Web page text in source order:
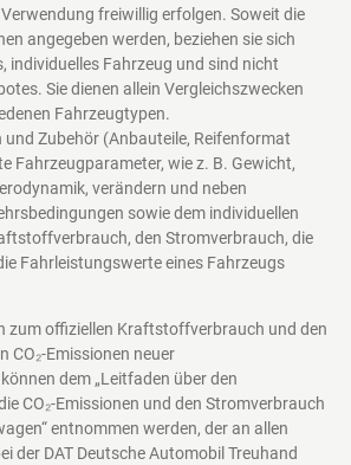
freiwillig erfolgen. Soweit die
angegeben werden, beziehen sie sich
individuelles Fahrzeug und sind nicht
Sie dienen allein Vergleichszwecken
Fahrzeugtypen.
Zubehör (Anbauteile, Reifenformat
Fahrzeugparameter, wie z. B. Gewicht,
verändern und neben
sowie dem individuellen
den Stromverbrauch, die
Fahrleistungswerte eines Fahrzeugs
zum offiziellen Kraftstoffverbrauch und den
CO₂-Emissionen neuer
dem „Leitfaden über den
CO₂-Emissionen und den Stromverbrauch
entnommen werden, der an allen
der DAT Deutsche Automobil Treuhand